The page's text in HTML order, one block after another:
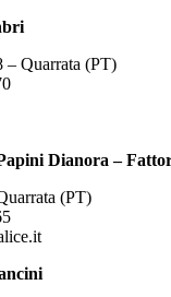
– Quarrata (PT)
Dianora –
(PT)